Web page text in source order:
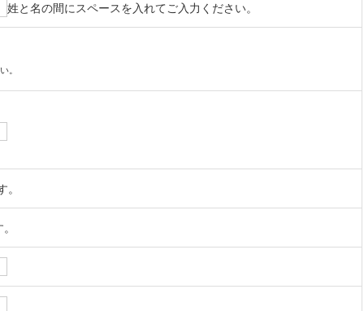
姓と名の間にスペースを入れてご入力ください。
。